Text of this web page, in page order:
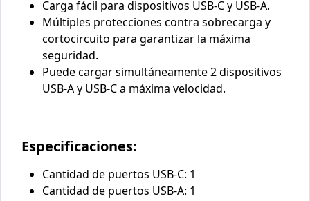
Carga fácil para dispositivos USB-C y USB-A.
Múltiples protecciones contra sobrecarga y
cortocircuito para garantizar la máxima
seguridad.
Puede cargar simultáneamente 2 dispositivos
USB-A y USB-C a máxima velocidad.
Especificaciones:
Cantidad de puertos USB-C: 1
Cantidad de puertos USB-A: 1